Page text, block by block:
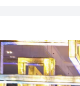
有片丨【《愛回家
叔」黎彼得
入境處反非法勞工